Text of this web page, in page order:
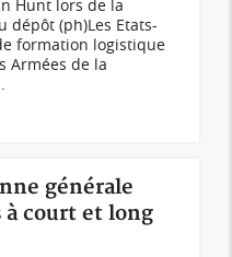
Hunt lors de la
dépôt (ph)Les Etats-
formation logistique
Armées de la
générale
court et long